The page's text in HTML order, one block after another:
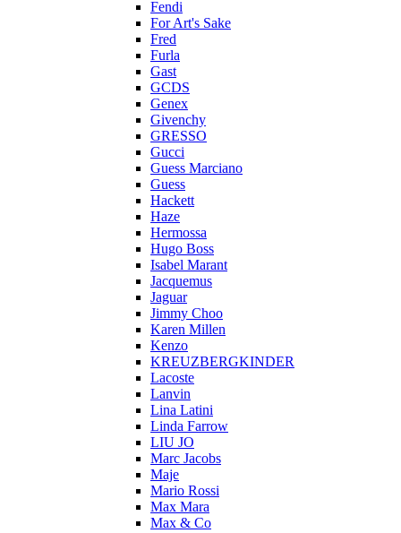
Fendi
For Art's Sake
Fred
Furla
Gast
GCDS
Genex
Givenchy
GRESSO
Gucci
Guess Marciano
Guess
Hackett
Haze
Hermossa
Hugo Boss
Isabel Marant
Jacquemus
Jaguar
Jimmy Choo
Karen Millen
Kenzo
KREUZBERGKINDER
Lacoste
Lanvin
Lina Latini
Linda Farrow
LIU JO
Marc Jacobs
Maje
Mario Rossi
Max Mara
Max & Co